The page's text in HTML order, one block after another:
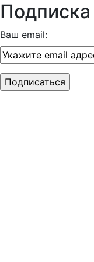
Подписка
Ваш email: